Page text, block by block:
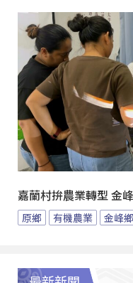
嘉蘭村拚農業轉型 金
原鄉 有機農業 金峰鄉